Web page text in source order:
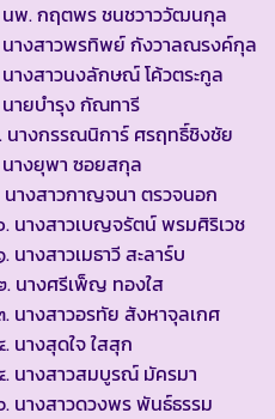
พ. กฤตพร ชนชวาววัฒนกุล
างสาวพรทิพย์ กังวาลณรงค์กุล
างสาวนงลักษณ์ โค้วตระกูล
ายบำรุง กัณทารี
างกรรณนิการ์ ศรฤทธิ์ชิงชัย
างยุพา ซอยสกุล
างสาวกาญจนา ตรวจนอก
นางสาวเบญจรัตน์ พรมศิริเวช
นางสาวเมธาวี สะลาร์บ
นางศรีเพ็ญ ทองใส
นางสาวอรทัย สังหาจุลเกศ
นางสุดใจ ใสสุก
นางสาวสมบูรณ์ มัครมา
นางสาวดวงพร พันธ์ธรรม